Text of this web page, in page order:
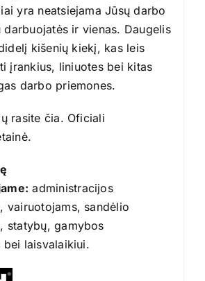
yra neatsiejama Jūsų darbo
darbuojatės ir vienas. Daugelis
kišenių kiekį, kas leis
įrankius, liniuotes bei kitas
darbo priemones.
rasite čia. Oficiali
.
administracijos
vairuotojams, sandėlio
statybų, gamybos
laisvalaikiui.